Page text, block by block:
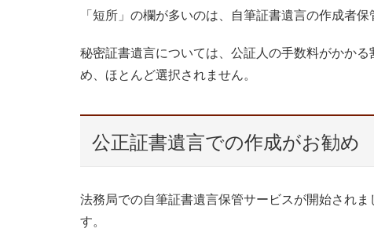
「短所」の欄が多いのは、自筆証書遺言の作成者保
秘密証書遺言については、公証人の手数料がかか
め、ほとんど選択されません。
公正証書遺言での作成がお勧め
法務局での自筆証書遺言保管サービスが開始され
す。